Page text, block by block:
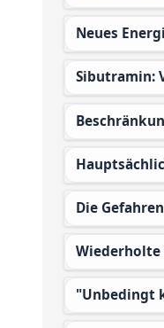
Neues
Die Gefahren